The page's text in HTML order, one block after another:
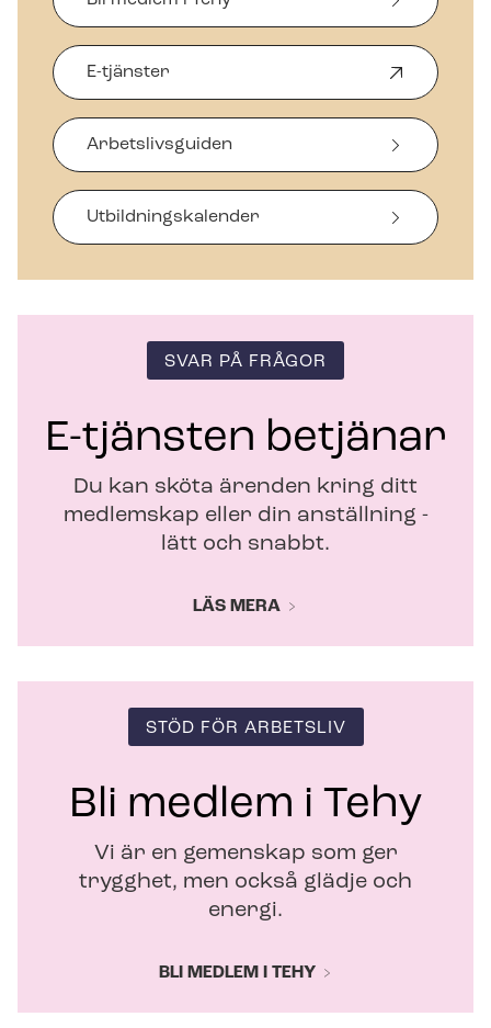
E-tjänster
p
n
a
s
i
t
e
r
Arbetslivsguiden
Ut­bild­nings­ka­len­der
SVAR PÅ FRÅGOR
E-tjänsten betjänar
Du kan sköta ärenden kring ditt
medlemskap eller din anställning -
lätt och snabbt.
LÄS MERA
STÖD FÖR ARBETSLIV
Bli medlem i Tehy
Vi är en gemenskap som ger
trygghet, men också glädje och
energi.
BLI MEDLEM I TEHY